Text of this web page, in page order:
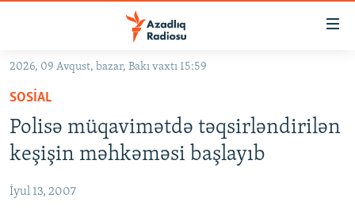
Əsas
qayıt
Əsas
naviqasiyaya
qayıt
Axtarışa
keç
GÜNDƏM
#İZAHLA
KORRUPSIOMETR
#ƏSLINDƏ
FƏRQƏ BAX
2026, 09 Avqust, bazar, Bakı vaxtı 15:59
SOSIAL
Polisə müqavimətdə təqsirləndirilən
keşişin məhkəməsi başlayıb
İyul 13, 2007